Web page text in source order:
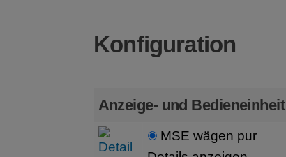
Konfiguration
Anzeige- und Bedieneinheit
MSE wägen pur